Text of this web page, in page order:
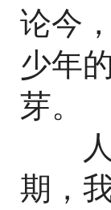
论今
少年
芽。
人
期，